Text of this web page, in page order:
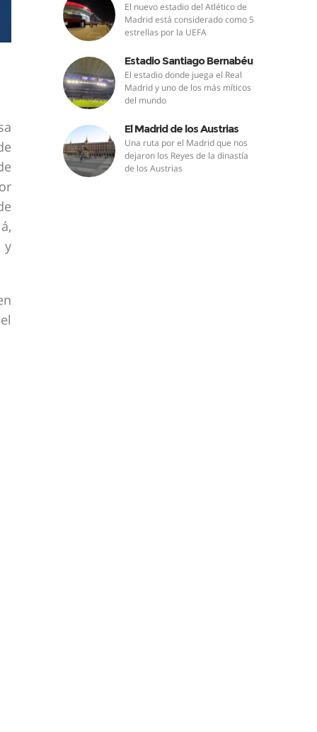
y
El nuevo estadio del Atlético de
Madrid está considerado como 5
estrellas por la UEFA
Estadio Santiago Bernabéu
El estadio donde juega el Real
Madrid y uno de los más míticos
del mundo
El Madrid de los Austrias
Una ruta por el Madrid que nos
dejaron los Reyes de la dinastía
de los Austrias